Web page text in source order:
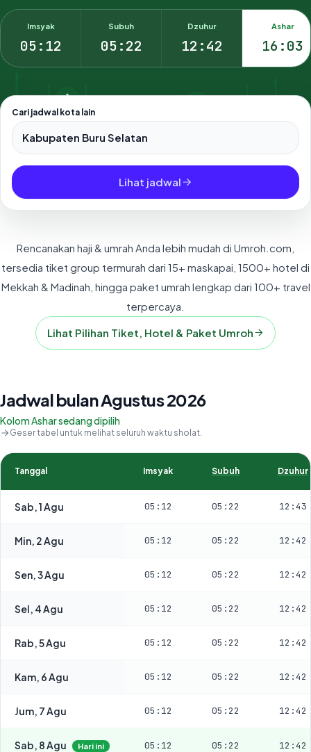
Imsyak
05:12
Subuh
05:22
Dzuhur
12:42
Ashar
16:03
Cari jadwal kota lain
Pilih salah satu dari 500+ kota dan kabupaten di Indonesia.
Lihat jadwal
Rencanakan haji & umrah Anda lebih mudah di Umroh.com,
tersedia tiket group termurah dari 15+ maskapai, 1500+ hotel di
Mekkah & Madinah, hingga paket umrah lengkap dari 100+ travel
terpercaya.
Lihat Pilihan Tiket, Hotel & Paket Umroh
Jadwal bulan Agustus 2026
Kolom Ashar sedang dipilih
Geser tabel untuk melihat seluruh waktu sholat.
Tanggal Imsyak Subuh Dzuhur
Sab, 1 Agu 05:12 05:22 12:43
Min, 2 Agu 05:12 05:22 12:42
Sen, 3 Agu 05:12 05:22 12:42
Sel, 4 Agu 05:12 05:22 12:42
Rab, 5 Agu 05:12 05:22 12:42
Kam, 6 Agu 05:12 05:22 12:42
Jum, 7 Agu 05:12 05:22 12:42
Sab, 8 Agu Hari ini 05:12 05:22 12:42